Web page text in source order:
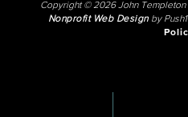
Copyright © 2026 John
Nonprofit Web Designby